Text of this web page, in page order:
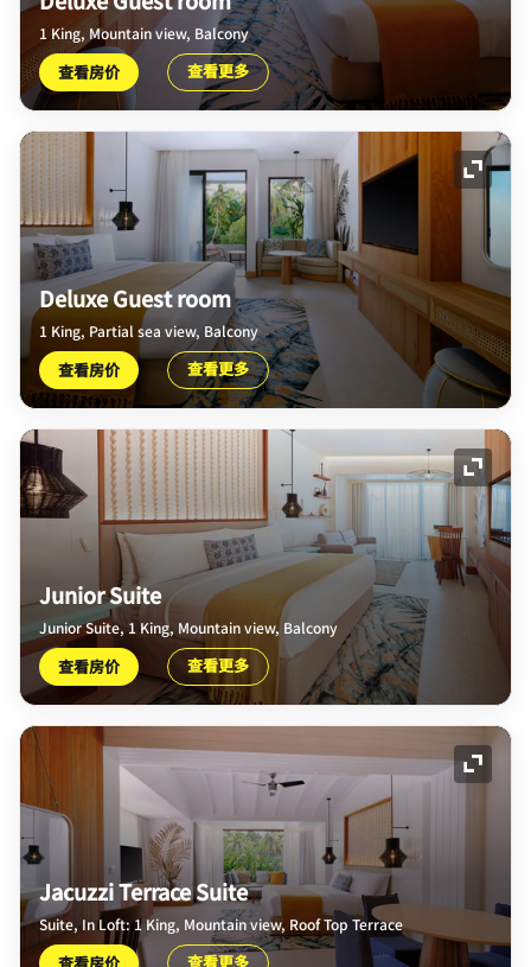
1 King, Mountain view, Balcony
查看房价 查看更多
展开
Deluxe Guest room
1 King, Partial sea view, Balcony
查看房价 查看更多
展开
Junior Suite
Junior Suite, 1 King, Mountain view, Balcony
查看房价 查看更多
展开
Jacuzzi Terrace Suite
Suite, In Loft: 1 King, Mountain view, Roof Top Terrace
查看更多